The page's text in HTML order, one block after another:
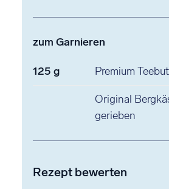
zum Garnieren
125 g Premium
Original
gerieben
Rezept bewerten